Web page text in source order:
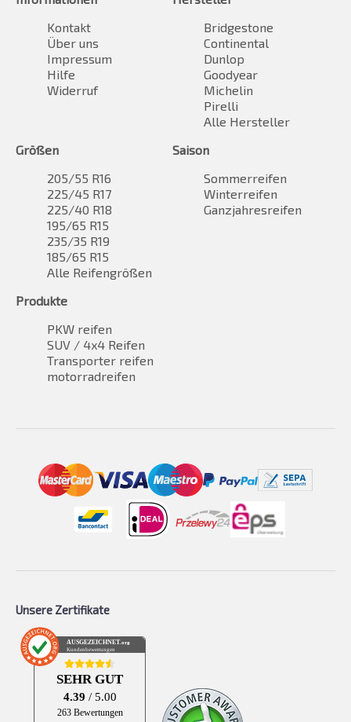
Kontakt
Über uns
Impressum
Hilfe
Widerruf
Bridgestone
Continental
Dunlop
Goodyear
Michelin
Pirelli
Alle Hersteller
Größen
205/55 R16
225/45 R17
225/40 R18
195/65 R15
235/35 R19
185/65 R15
Alle Reifengrößen
Saison
Sommerreifen
Winterreifen
Ganzjahresreifen
Produkte
PKW reifen
SUV / 4x4 Reifen
Transporter reifen
motorradreifen
Unsere Zertifikate
AUSGEZEICHNET.org
Kundenbewertungen
SEHR GUT
4.39 / 5.00
263 Bewertungen